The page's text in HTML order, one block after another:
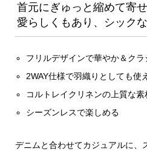
首元にぎゅっと縮めて寄
愛らしくもあり、シックな
フリルデザインで華やか＆クラ
2WAY仕様で羽織りとしても使
コルトレイクリネンの上質な素
シーズンレスで楽しめる
デニムと合わせてカジュアルに、